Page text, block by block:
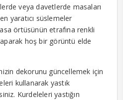
veya davetlerde masaları
yaratıcı süslemeler
örtüsünün etrafına renkli
hoş bir görüntü elde
dekorunu güncellemek için
kullanarak yastık
Kurdeleleri yastığın